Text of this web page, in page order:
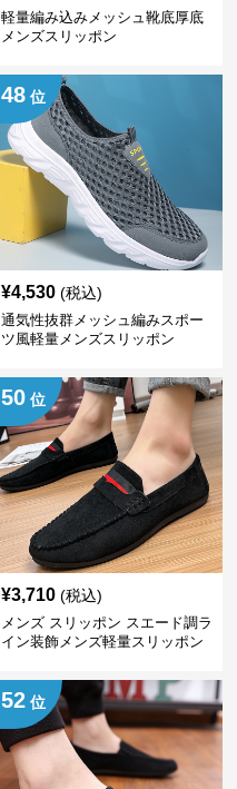
軽量編み込みメッシュ靴底厚底
メンズスリッポン
48 位
¥4,530 (税込)
通気性抜群メッシュ編みスポー
ツ風軽量メンズスリッポン
50 位
¥3,710 (税込)
メンズ スリッポン スエード調ラ
イン装飾メンズ軽量スリッポン
52 位